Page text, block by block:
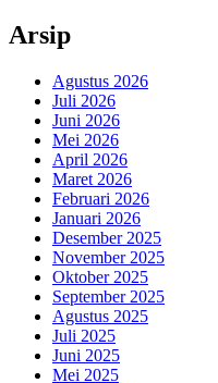
Arsip
Agustus 2026
Juli 2026
Juni 2026
Mei 2026
April 2026
Maret 2026
Februari 2026
Januari 2026
Desember 2025
November 2025
Oktober 2025
September 2025
Agustus 2025
Juli 2025
Juni 2025
Mei 2025